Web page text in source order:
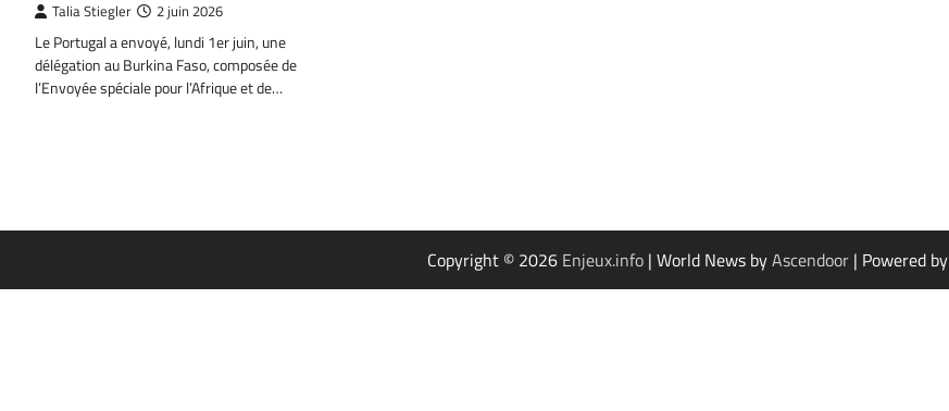
Talia Stiegler 2 juin 2026
Le Portugal a envoyé, lundi 1er juin, une
délégation au Burkina Faso, composée de
l’Envoyée spéciale pour l’Afrique et de…
Copyright © 2026 Enjeux.info| World News byAscendoor| Powered by